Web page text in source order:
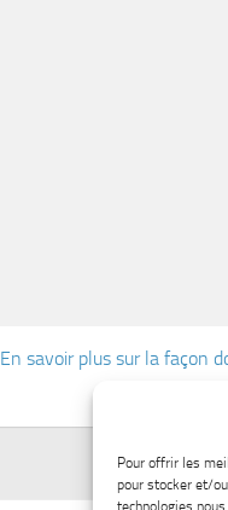
Pour offrir les
pour stocker et/
technologies
En savoir plus sur la façon